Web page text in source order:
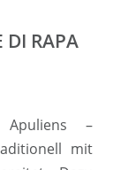
DI RAPA
Apuliens –
mit